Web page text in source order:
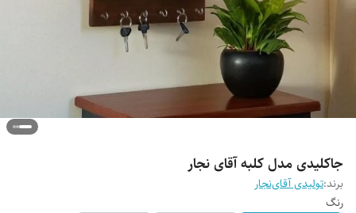
جاکلیدی مدل کلبه آقای نجار
برند:تولیدی آقای‌نجار
رنگ